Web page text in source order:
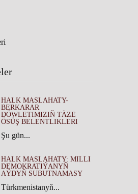
HALK MASLAHATY-
BERKARAR
DÖWLETIMIZIŇ TÄZE
ÖSÜŞ BELENTLIKLERI
Şu gün...
HALK MASLAHATY: MILLI
DEMOKRATIÝANYŇ
AÝDYŇ SUBUTNAMASY
Türkmenistanyň...